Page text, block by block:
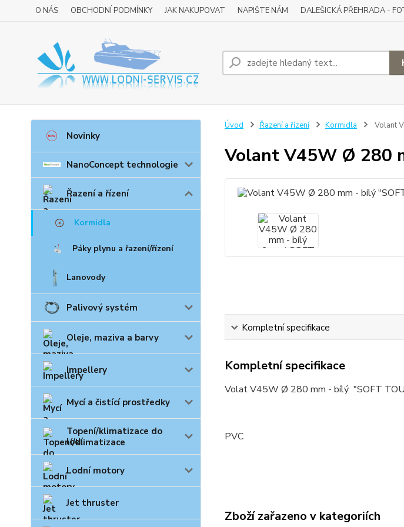
O NÁS OBCHODNÍ PODMÍNKY JAK NAKUPOVAT NAPIŠTE NÁM DALEŠICKÁ PŘEHRADA -
Novinky
NanoConcept technologie
Řazení a řízení
Kormidla
Páky plynu a řazení/řízení
Lanovody
Palivový systém
Oleje, maziva a barvy
Impellery
Mycí a čistící prostředky
Topení/klimatizace do
lodí
Lodní motory
Jet thruster
Úvod Řazení a řízení Kormidla Volant
Volant V45W Ø 280
Kompletní specifikace
Kompletní specifikace
Volat V45W Ø 280 mm - bílý "SOFT
PVC
Zboží zařazeno v kategoriích